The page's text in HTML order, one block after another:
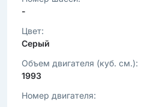
-
Цвет:
Серый
Объем двигателя (куб. см.):
1993
Номер двигателя: